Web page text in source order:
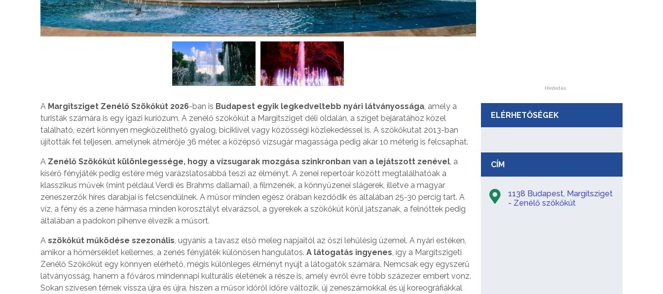
A Margitsziget Zenélő Szökőkút 2026-ban is Budapest egyik legkedveltebb nyári látványossága, amely a
turisták számára is egy igazi kuriózum. A zenélő szökőkút a Margitsziget déli oldalán, a sziget bejáratához közel
található, ezért könnyen megközelíthető gyalog, biciklivel vagy közösségi közlekedéssel is. A szökőkutat 2013-ban
újították fel teljesen, amelynek átmérője 36 méter, a középső vízsugár magassága pedig akár 10 méterig is felcsaphat.
A Zenélő Szökőkút különlegessége, hogy a vízsugarak mozgása szinkronban van a lejátszott zenével, a
kísérő fényjáték pedig estére még varázslatosabbá teszi az élményt. A zenei repertoár között megtalálhatóak a
klasszikus művek (mint például Verdi és Brahms dallamai), a filmzenék, a könnyűzenei slágerek, illetve a magyar
zeneszerzők híres darabjai is felcsendülnek. A műsor minden egész órában kezdődik és általában 25-30 percig tart. A
víz, a fény és a zene hármasa minden korosztályt elvarázsol, a gyerekek a szökőkút körül játszanak, a felnőttek pedig
általában a padokon pihenve élvezik a műsort.
A szökőkút működése szezonális, ugyanis a tavasz első meleg napjaitól az őszi lehűlésig üzemel. A nyári estéken,
amikor a hőmérséklet kellemes, a zenés fényjáték különösen hangulatos. A látogatás ingyenes, így a Margitszigeti
Zenélő Szökőkút egy könnyen elérhető, mégis különleges élményt nyújt a látogatók számára. Nemcsak egy egyszerű
látványosság, hanem a főváros mindennapi kulturális életének a része is, amely évről évre több százezer embert vonz.
Sokan szívesen térnek vissza újra és újra, hiszen a műsor időről időre változik, új zeneszámokkal és új koreográfiákkal
Hirdetés
ELÉRHETŐSÉGEK
CÍM
1138 Budapest, Margitsziget
- Zenélő szökőkút